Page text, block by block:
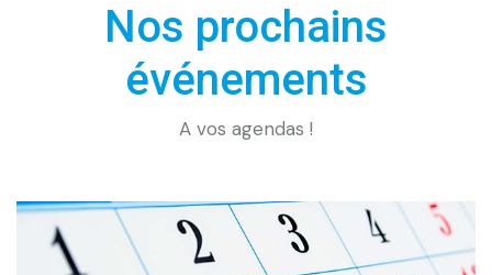
Nos prochains
événements
A vos agendas !